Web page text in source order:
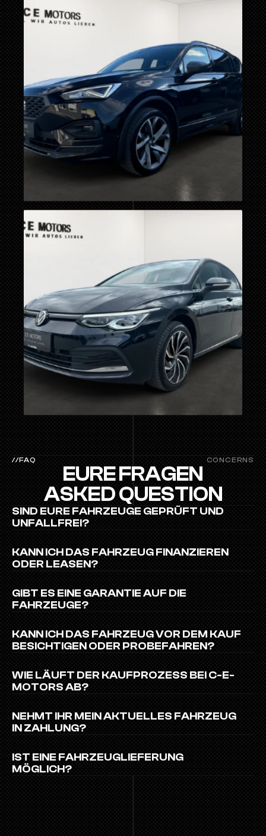
//FAQ CONCERNS
EURE FRAGEN
ASKED QUESTION
SIND EURE FAHRZEUGE GEPRÜFT UND
UNFALLFREI?
KANN ICH DAS FAHRZEUG FINANZIEREN
ODER LEASEN?
GIBT ES EINE GARANTIE AUF DIE
FAHRZEUGE?
KANN ICH DAS FAHRZEUG VOR DEM KAUF
BESICHTIGEN ODER PROBEFAHREN?
WIE LÄUFT DER KAUFPROZESS BEI C-E-
MOTORS AB?
NEHMT IHR MEIN AKTUELLES FAHRZEUG
IN ZAHLUNG?
IST EINE FAHRZEUGLIEFERUNG
MÖGLICH?